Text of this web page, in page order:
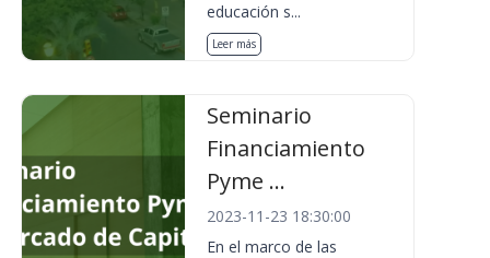
educación s...
Leer más
Seminario
Financiamiento
Pyme ...
2023-11-23 18:30:00
En el marco de las